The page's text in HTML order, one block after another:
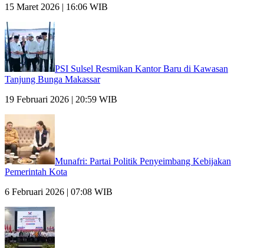
15 Maret 2026 | 16:06 WIB
PSI Sulsel Resmikan Kantor Baru di Kawasan
Tanjung Bunga Makassar
19 Februari 2026 | 20:59 WIB
Munafri: Partai Politik Penyeimbang Kebijakan
Pemerintah Kota
6 Februari 2026 | 07:08 WIB